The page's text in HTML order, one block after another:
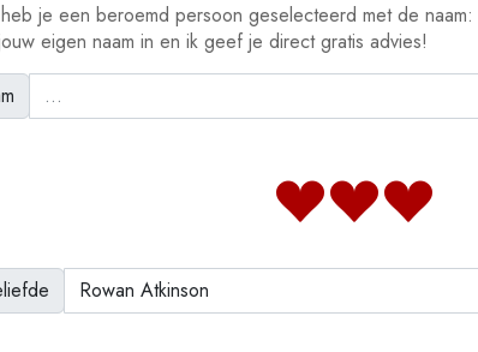
je een beroemd persoon geselecteerd met de naam:
eigen naam in en ik geef je direct gratis advies!